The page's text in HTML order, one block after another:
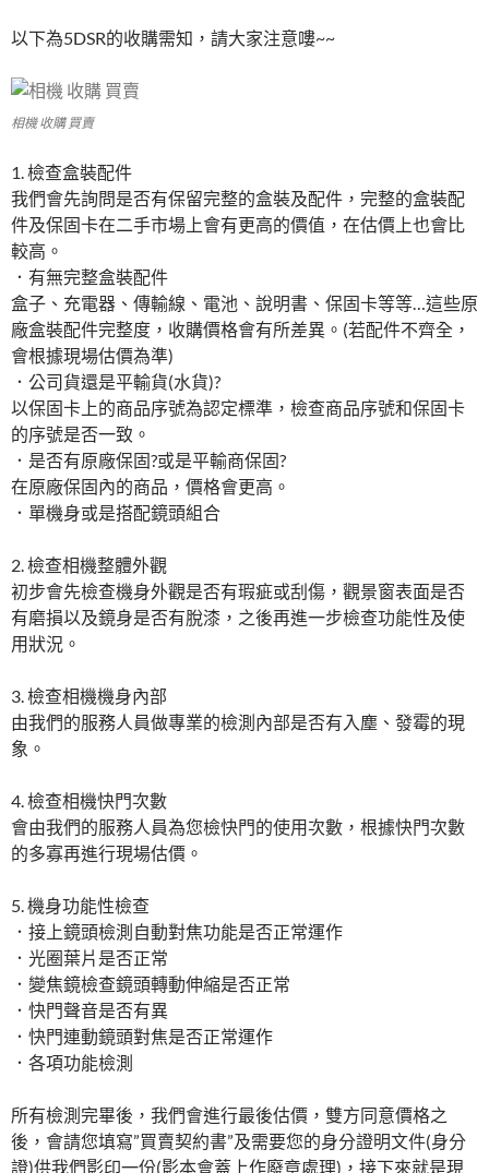
以下為5DSR的收購需知，請大家注意嘍~~
相機 收購 買賣
1. 檢查盒裝配件
我們會先詢問是否有保留完整的盒裝及配件，完整的盒裝配
件及保固卡在二手市場上會有更高的價值，在估價上也會比
較高。
．有無完整盒裝配件
盒子、充電器、傳輸線、電池、說明書、保固卡等等…這些原
廠盒裝配件完整度，收購價格會有所差異。(若配件不齊全，
會根據現場估價為準)
．公司貨還是平輸貨(水貨)?
以保固卡上的商品序號為認定標準，檢查商品序號和保固卡
的序號是否一致。
．是否有原廠保固?或是平輸商保固?
在原廠保固內的商品，價格會更高。
．單機身或是搭配鏡頭組合
2. 檢查相機整體外觀
初步會先檢查機身外觀是否有瑕疵或刮傷，觀景窗表面是否
有磨損以及鏡身是否有脫漆，之後再進一步檢查功能性及使
用狀況。
3. 檢查相機機身內部
由我們的服務人員做專業的檢測內部是否有入塵、發霉的現
象。
4. 檢查相機快門次數
會由我們的服務人員為您檢快門的使用次數，根據快門次數
的多寡再進行現場估價。
5. 機身功能性檢查
．接上鏡頭檢測自動對焦功能是否正常運作
．光圈葉片是否正常
．變焦鏡檢查鏡頭轉動伸縮是否正常
．快門聲音是否有異
．快門連動鏡頭對焦是否正常運作
．各項功能檢測
所有檢測完畢後，我們會進行最後估價，雙方同意價格之
後，會請您填寫”買賣契約書”及需要您的身分證明文件(身分
證)供我們影印一份(影本會蓋上作廢章處理)，接下來就是現